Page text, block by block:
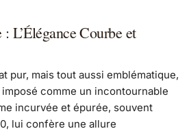
L’Élégance Courbe et
pur, mais tout aussi emblématique,
comme un incontournable
incurvée et épurée, souvent
lui confère une allure